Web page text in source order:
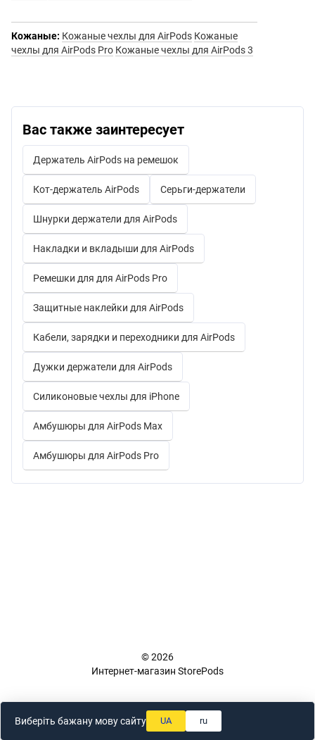
Кожаные: Кожаные чехлы для AirPods Кожаные
чехлы для AirPods Pro Кожаные чехлы для AirPods 3
Вас также заинтересует
Держатель AirPods на ремешок
Кот-держатель AirPods Серьги-держатели
Шнурки держатели для AirPods
Накладки и вкладыши для AirPods
Ремешки для для AirPods Pro
Защитные наклейки для AirPods
Кабели, зарядки и переходники для AirPods
Дужки держатели для AirPods
Силиконовые чехлы для iPhone
Амбушюры для AirPods Max
Амбушюры для AirPods Pro
© 2026
Интернет-магазин StorePods
Виберіть бажану мову сайту UA ru